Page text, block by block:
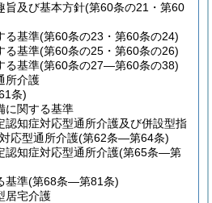
旨及び基本方針(第60条の21・第60
る基準(第60条の23・第60条の24)
る基準(第60条の25・第60条の26)
る基準(第60条の27―第60条の38)
所介護
条)
に関する基準
認知症対応型通所介護及び併設型指
応型通所介護(第62条―第64条)
認知症対応型通所介護(第65条―第
基準(第68条―第81条)
居宅介護